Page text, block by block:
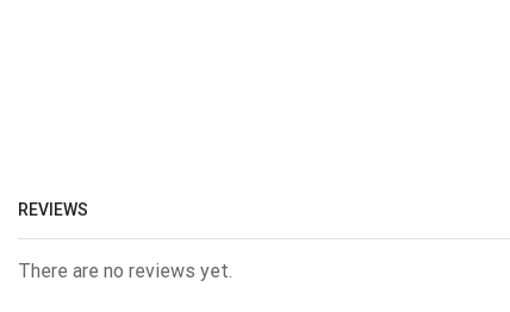
REVIEWS
There are no reviews yet.